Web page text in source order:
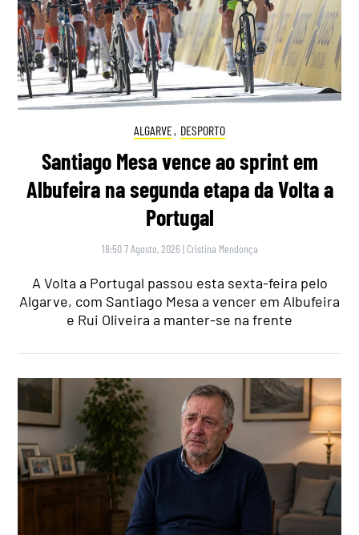
ALGARVE, DESPORTO
Santiago Mesa vence ao sprint em
Albufeira na segunda etapa da Volta a
Portugal
18:50 7 Agosto, 2026 | Cristina Mendonça
A Volta a Portugal passou esta sexta-feira pelo
Algarve, com Santiago Mesa a vencer em Albufeira
e Rui Oliveira a manter-se na frente